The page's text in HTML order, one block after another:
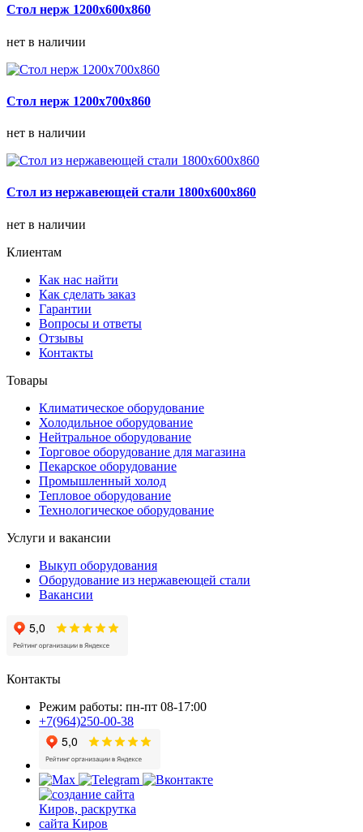
Стол нерж 1200х600х860
нет в наличии
Стол нерж 1200х700х860
нет в наличии
Стол из нержавеющей стали 1800х600х860
нет в наличии
Клиентам
Как нас найти
Как сделать заказ
Гарантии
Вопросы и ответы
Отзывы
Контакты
Товары
Климатическое оборудование
Холодильное оборудование
Нейтральное оборудование
Торговое оборудование для магазина
Пекарское оборудование
Промышленный холод
Тепловое оборудование
Технологическое оборудование
Услуги и вакансии
Выкуп оборудования
Оборудование из нержавеющей стали
Вакансии
Контакты
Режим работы: пн-пт 08-17:00
+7(964)250-00-38